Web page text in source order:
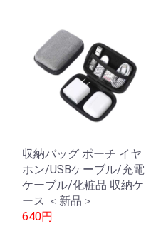
収納バッグ ポーチ イヤ
ホン/USBケーブル/充電
ケーブル/化粧品 収納ケ
ース ＜新品＞
640円